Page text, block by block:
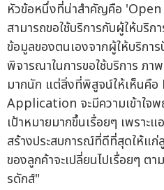
หัวข้อหนึ่งที่น่าสำคัญคือ
สามารถขอใช้บริการกับผู้ให้บริก
ข้อมูลของตนเองจากผู้ให้บริกา
พิจารณาในการขอใช้บริการ ภา
มากนัก แต่สิ่งที่พิสูจน์ให้เห็นคื
Application จะมีความเข้าใจ
เป้าหมายมากขึ้นเรื่อยๆ เพราะ
สร้างประสบการณ์ที่ดีที่สุดให้แก่
ของลูกค้าจะเปลี่ยนไปเรื่อยๆ ต
รดักส์"